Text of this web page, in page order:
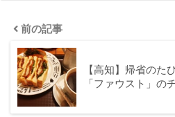
前の記事
【高知】帰省のた
「ファウスト」の